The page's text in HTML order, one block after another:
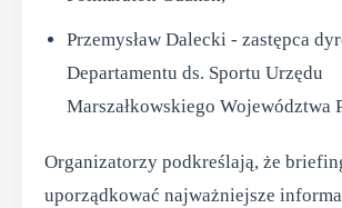
Przemysław Dalecki - zastępca
Departamentu ds. Sportu Urzędu
Marszałkowskiego Województwa
Organizatorzy podkreślają, że
uporządkować najważniejsze